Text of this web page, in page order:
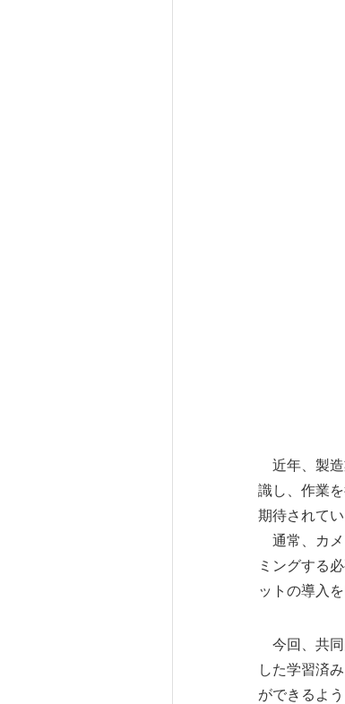
近年、製造
識し、作業
期待されてい
通常、カメ
ミングする
ットの導入
今回、共同
した学習済
ができるよ